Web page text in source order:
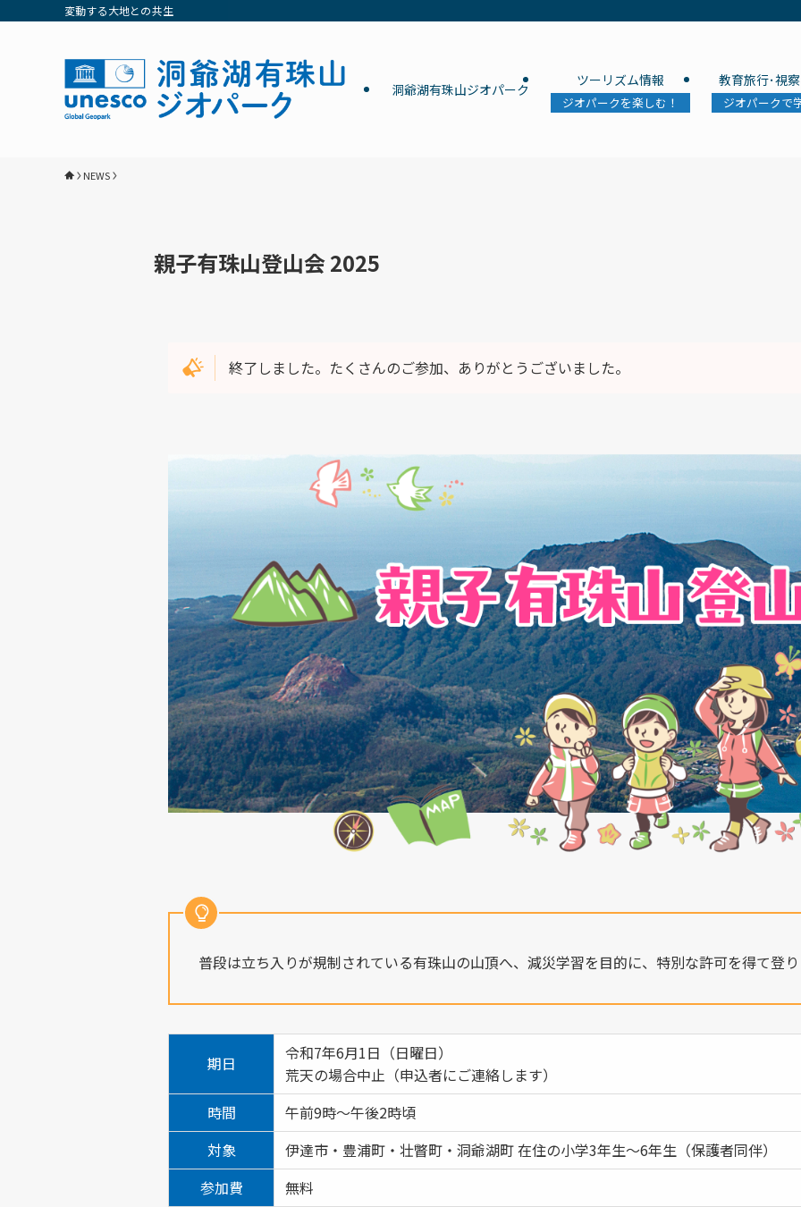
変動する大地との共生
洞爺湖有珠山ジオパーク
ツーリズム情報
ジオパークを楽しむ！
教育旅行･視
ジオパークで
NEWS
親子有珠山登山会 2025
終了しました。たくさんのご参加、ありがとうございました。
普段は立ち入りが規制されている有珠山の山頂へ、減災学習を目的に、特別な許可を得て登
期日
令和7年6月1日（日曜日）
荒天の場合中止（申込者にご連絡します）
時間
午前9時～午後2時頃
対象
伊達市・豊浦町・壮瞥町・洞爺湖町 在住の小学3年生～6年生（保護者同伴）
参加費
無料